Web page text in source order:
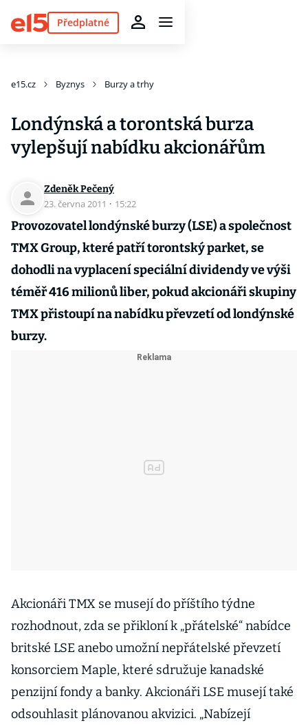
Předplatné
e15.cz Byznys Burzy a trhy
Londýnská a torontská burza
vylepšují nabídku akcionářům
Zdeněk Pečený
23. června 2011 · 15:22
Provozovatel londýnské burzy (LSE) a společnost
TMX Group, které patří torontský parket, se
dohodli na vyplacení speciální dividendy ve výši
téměř 416 milionů liber, pokud akcionáři skupiny
TMX přistoupí na nabídku převzetí od londýnské
burzy.
Akcionáři TMX se musejí do příštího týdne
rozhodnout, zda se přikloní k „přátelské“ nabídce
britské LSE anebo umožní nepřátelské převzetí
konsorciem Maple, které sdružuje kanadské
penzijní fondy a banky. Akcionáři LSE musejí také
odsouhlasit plánovanou akvizici. „Nabízejí